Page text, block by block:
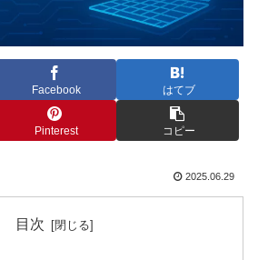
Facebook はてブ
Pinterest コピー
2025.06.29
目次